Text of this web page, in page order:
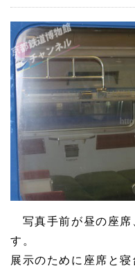
写真手前が昼の座席
す。
展示のために座席と